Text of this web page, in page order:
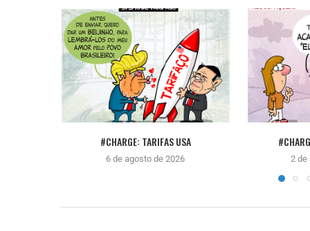
#CHARGE: TARIFAS USA
6 de agosto de 2026 2 de